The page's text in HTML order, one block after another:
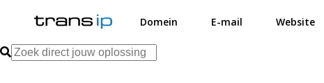
Domein E-mail Website